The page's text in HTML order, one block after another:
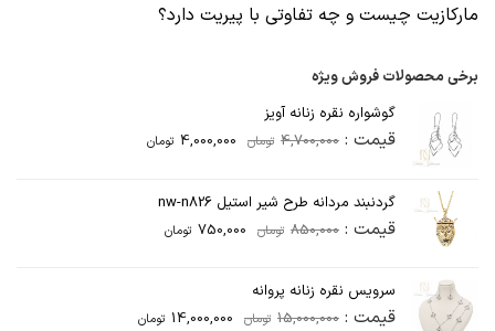
مارکازیت چیست و چه تفاوتی با پیریت دارد؟
برخی محصولات فروش ویژه
گوشواره نقره زنانه آویز
قیمت : 4,700,000 تومان
قیمت
بود.
4,000,000 تومانقیمت
گردنبند مردانه طرح شیر استیل nw-n826
قیمت : 850,000 تومان
قیمت
750,000 تومانقیمت
سرویس نقره زنانه پروانه
قیمت : 15,000,000 تومان
قیمت
14,000,000 تومانقیمت